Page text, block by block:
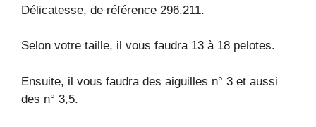
Délicatesse, de référence 296.211.
Selon votre taille, il vous faudra 13 à 18 pelotes.
Ensuite, il vous faudra des aiguilles n° 3 et aussi
des n° 3,5.